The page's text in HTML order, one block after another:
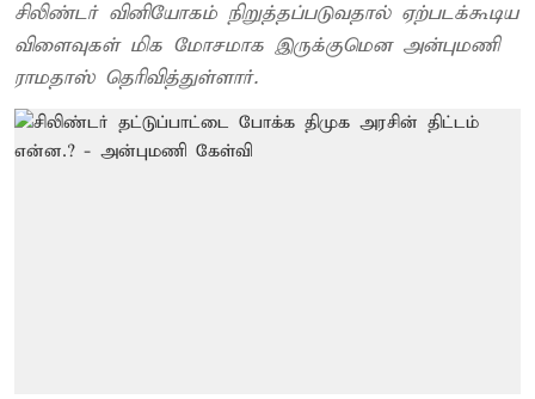
சிலிண்டர் வினியோகம் நிறுத்தப்படுவதால் ஏற்படக்கூடிய
விளைவுகள் மிக மோசமாக இருக்குமென அன்புமணி
ராமதாஸ் தெரிவித்துள்ளார்.